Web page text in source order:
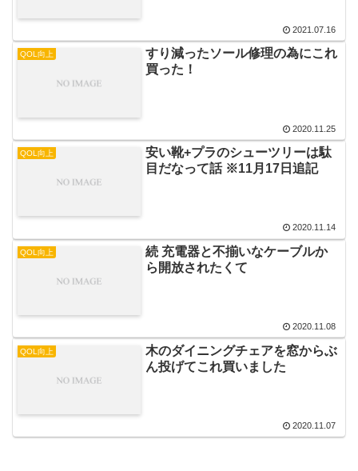
2021.07.16
QOL向上
すり減ったソール修理の為にこれ
買った！
2020.11.25
QOL向上
安い靴+プラのシューツリーは駄
目だなって話 ※11月17日追記
2020.11.14
QOL向上
続 充電器と不揃いなケーブルか
ら開放されたくて
2020.11.08
QOL向上
木のダイニングチェアを窓からぶ
ん投げてこれ買いました
2020.11.07